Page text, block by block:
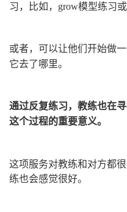
习，比如，grow模型练习
或者，可以让他们开始做
它去了哪里。
通过反复练习，教练也在
这个过程的重要意义。
这项服务对教练和对方都
练也会感觉很好。